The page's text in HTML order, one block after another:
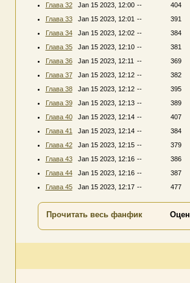
Глава 32
Jan 15 2023, 12:00 --
404
Глава 33
Jan 15 2023, 12:01 --
391
Глава 34
Jan 15 2023, 12:02 --
384
Глава 35
Jan 15 2023, 12:10 --
381
Глава 36
Jan 15 2023, 12:11 --
369
Глава 37
Jan 15 2023, 12:12 --
382
Глава 38
Jan 15 2023, 12:12 --
395
Глава 39
Jan 15 2023, 12:13 --
389
Глава 40
Jan 15 2023, 12:14 --
407
Глава 41
Jan 15 2023, 12:14 --
384
Глава 42
Jan 15 2023, 12:15 --
379
Глава 43
Jan 15 2023, 12:16 --
386
Глава 44
Jan 15 2023, 12:16 --
387
Глава 45
Jan 15 2023, 12:17 -- 477
Прочитать весь фанфик